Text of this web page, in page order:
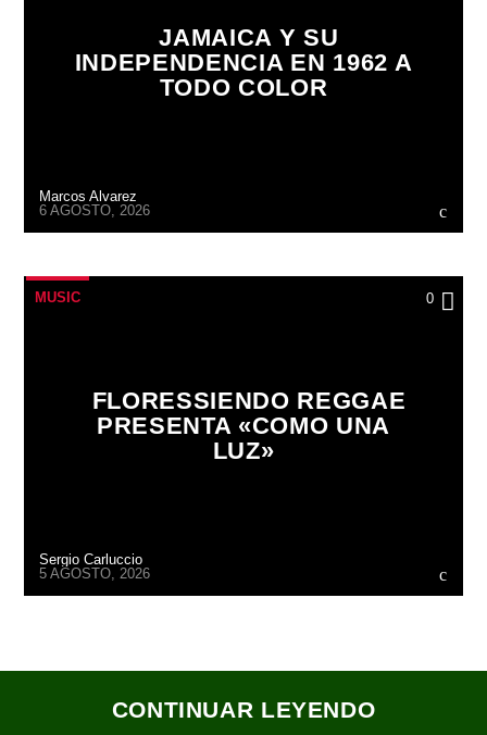
JAMAICA Y SU
INDEPENDENCIA EN 1962 A
TODO COLOR
Marcos Alvarez
6 AGOSTO, 2026
MUSIC 0
FLORESSIENDO REGGAE
PRESENTA «COMO UNA
LUZ»
Sergio Carluccio
5 AGOSTO, 2026
CONTINUAR LEYENDO